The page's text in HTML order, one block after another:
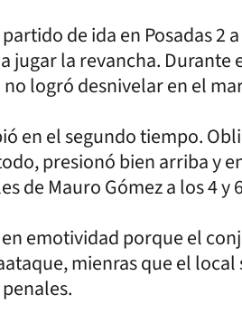
de ida en Posadas 2
jugar la revancha.
logró desnivelar en el
en el segundo tiempo.
presionó bien arriba y
de Mauro Gómez a los 4 y
emotividad porque el
mienras que el